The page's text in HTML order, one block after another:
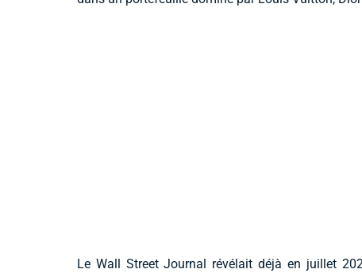
Le Wall Street Journal révélait déjà en juillet